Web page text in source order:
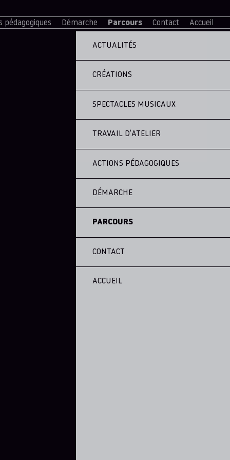
pédagogiques Démarche Parcours Contact Accueil
ACTUALITÉS
CRÉATIONS
SPECTACLES MUSICAUX
TRAVAIL D’ATELIER
ACTIONS PÉDAGOGIQUES
DÉMARCHE
PARCOURS
CONTACT
ACCUEIL